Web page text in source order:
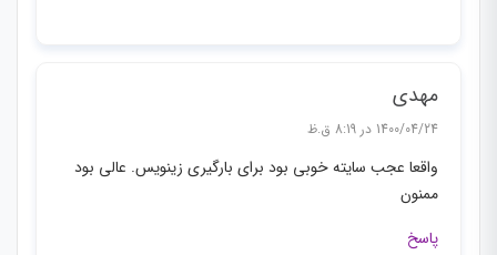
مهدی
1400/04/24 در 8:19 ق.ظ
واقعا عجب سایته خوبی بود برای بارگیری زینویس. عالی بود
ممنون
پاسخ